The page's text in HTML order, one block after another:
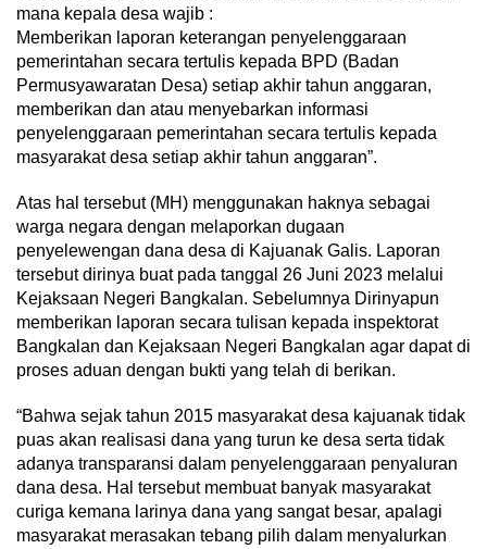
mana kepala desa wajib :
Memberikan laporan keterangan penyelenggaraan
pemerintahan secara tertulis kepada BPD (Badan
Permusyawaratan Desa) setiap akhir tahun anggaran,
memberikan dan atau menyebarkan informasi
penyelenggaraan pemerintahan secara tertulis kepada
masyarakat desa setiap akhir tahun anggaran”.
Atas hal tersebut (MH) menggunakan haknya sebagai
warga negara dengan melaporkan dugaan
penyelewengan dana desa di Kajuanak Galis. Laporan
tersebut dirinya buat pada tanggal 26 Juni 2023 melalui
Kejaksaan Negeri Bangkalan. Sebelumnya Dirinyapun
memberikan laporan secara tulisan kepada inspektorat
Bangkalan dan Kejaksaan Negeri Bangkalan agar dapat di
proses aduan dengan bukti yang telah di berikan.
“Bahwa sejak tahun 2015 masyarakat desa kajuanak tidak
puas akan realisasi dana yang turun ke desa serta tidak
adanya transparansi dalam penyelenggaraan penyaluran
dana desa. Hal tersebut membuat banyak masyarakat
curiga kemana larinya dana yang sangat besar, apalagi
masyarakat merasakan tebang pilih dalam menyalurkan